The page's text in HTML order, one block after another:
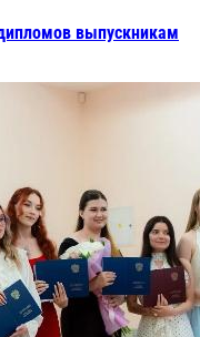
выпускникам